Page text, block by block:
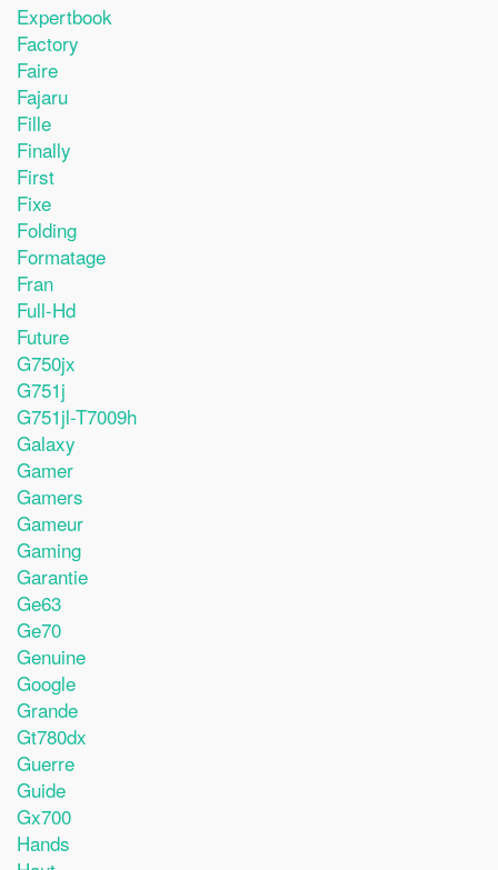
Expertbook
Factory
Faire
Fajaru
Fille
Finally
First
Fixe
Folding
Formatage
Fran
Full-Hd
Future
G750jx
G751j
G751jl-T7009h
Galaxy
Gamer
Gamers
Gameur
Gaming
Garantie
Ge63
Ge70
Genuine
Google
Grande
Gt780dx
Guerre
Guide
Gx700
Hands